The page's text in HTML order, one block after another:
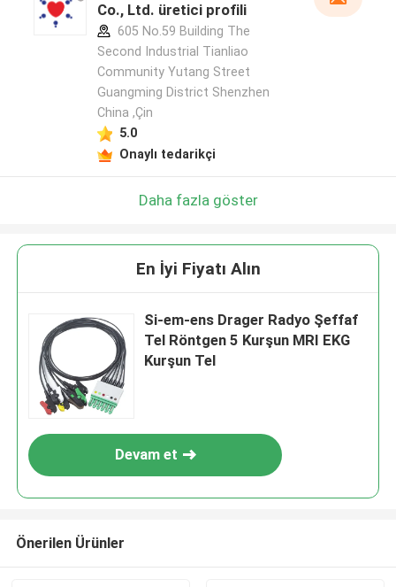
Co., Ltd. üretici profili
605 No.59 Building The
Second Industrial Tianliao
Community Yutang Street
Guangming District Shenzhen
China ,Çin
5.0
Onaylı tedarikçi
Daha fazla göster
En İyi Fiyatı Alın
Si-em-ens Drager Radyo Şeffaf
Tel Röntgen 5 Kurşun MRI EKG
Kurşun Tel
Devam et
Önerilen Ürünler